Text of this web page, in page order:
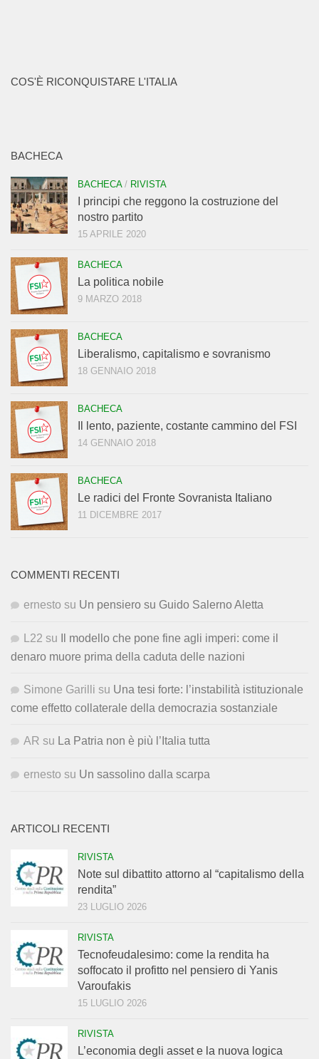
COS'È RICONQUISTARE L'ITALIA
BACHECA
BACHECA/ RIVISTA
I principi che reggono la costruzione del
nostro partito
15 APRILE 2020
BACHECA
La politica nobile
9 MARZO 2018
BACHECA
Liberalismo, capitalismo e sovranismo
18 GENNAIO 2018
BACHECA
Il lento, paziente, costante cammino del FSI
14 GENNAIO 2018
BACHECA
Le radici del Fronte Sovranista Italiano
11 DICEMBRE 2017
COMMENTI RECENTI
ernesto su Un pensiero su Guido Salerno Aletta
L22 su
Il modello che pone fine agli imperi: come il
denaro muore prima della caduta delle nazioni
Simone Garilli su Una tesi forte: l’instabilità istituzionale
come effetto collaterale della democrazia sostanziale
AR su La Patria non è più l’Italia tutta
ernesto su Un sassolino dalla scarpa
ARTICOLI RECENTI
RIVISTA
Note sul dibattito attorno al “capitalismo della
rendita”
23 LUGLIO 2026
RIVISTA
Tecnofeudalesimo: come la rendita ha
soffocato il profitto nel pensiero di Yanis
Varoufakis
15 LUGLIO 2026
RIVISTA
L’economia degli asset e la nuova logica